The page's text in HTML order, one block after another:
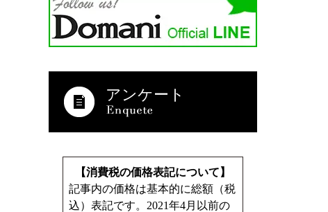
アンケート
【消費税の価格表記について】
記事内の価格は基本的に総額（税
込）表記です。2021年4月以前の